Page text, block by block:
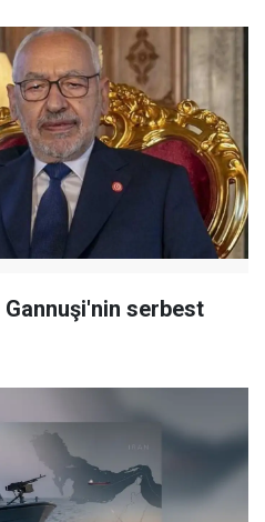
serbest